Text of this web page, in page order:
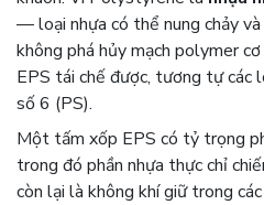
— loại nhựa có thể nung chảy
không phá hủy mạch polymer
EPS tái chế được, tương tự các
số 6 (PS).
Một tấm xốp EPS có tỷ trọng
trong đó phần nhựa thực chỉ
còn lại là không khí giữ trong